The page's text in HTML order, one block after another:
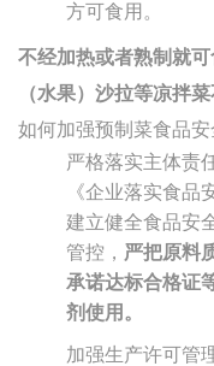
方可食用。
不经加热或者熟制就
（水果）沙拉等凉拌
如何加强预制菜食品安
严格落实主体责
《企业落实食品
建立健全食品安
管控， 严把原料
承诺达标合格证
剂使用。
加强生产许可管